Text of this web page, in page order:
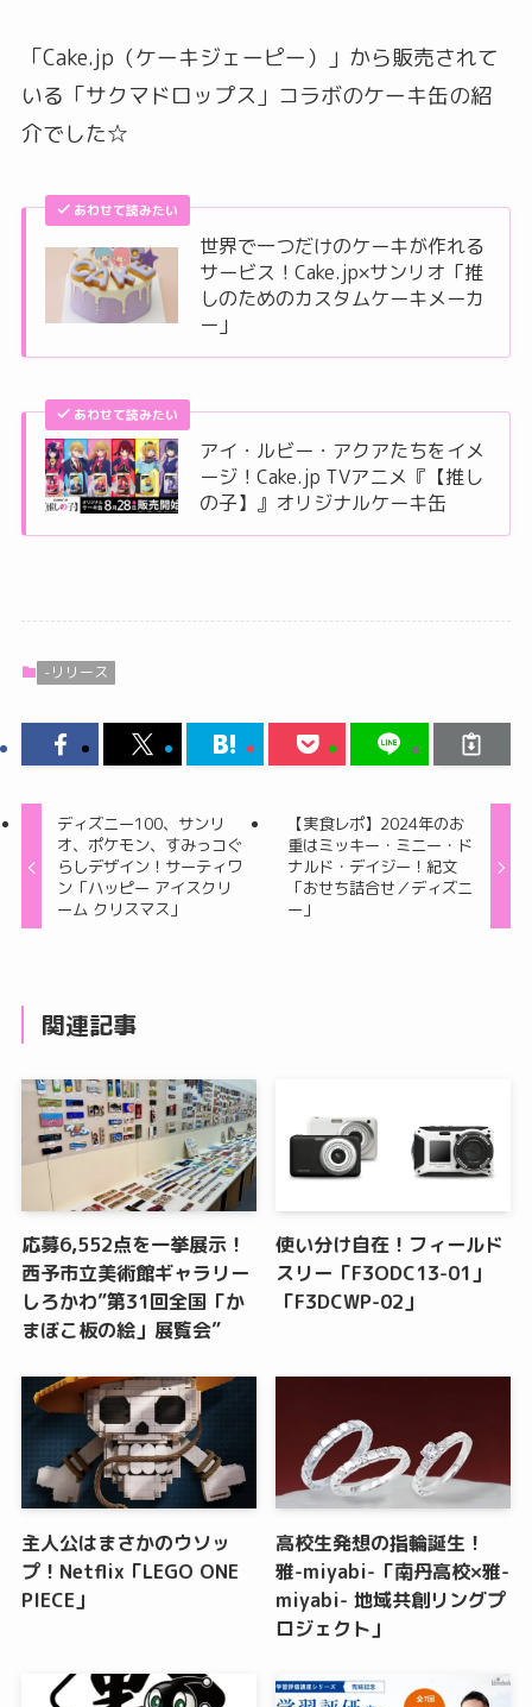
「Cake.jp（ケーキジェーピー）」から販売されて
いる「サクマドロップス」コラボのケーキ缶の紹
介でした☆
あわせて読みたい
世界で一つだけのケーキが作れる
サービス！Cake.jp×サンリオ「推
しのためのカスタムケーキメーカ
ー」
あわせて読みたい
アイ・ルビー・アクアたちをイメ
ージ！Cake.jp TVアニメ『【推し
の子】』オリジナルケーキ缶
-リリース
ディズニー100、サンリ
オ、ポケモン、すみっコぐ
らしデザイン！サーティワ
ン「ハッピー アイスクリ
ーム クリスマス」
【実食レポ】2024年のお
重はミッキー・ミニー・ド
ナルド・デイジー！紀文
「おせち詰合せ／ディズニ
ー」
関連記事
応募6,552点を一挙展示！
西予市立美術館ギャラリー
しろかわ”第31回全国「か
まぼこ板の絵」展覧会”
使い分け自在！フィールド
スリー「F3ODC13-01」
「F3DCWP-02」
主人公はまさかのウソッ
プ！Netflix「LEGO ONE
PIECE」
高校生発想の指輪誕生！
雅-miyabi-「南丹高校×雅-
miyabi- 地域共創リングプ
ロジェクト」